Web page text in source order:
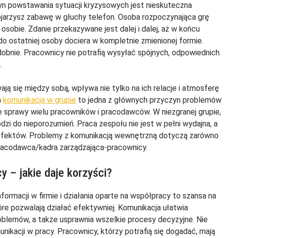
powstawania sytuacji kryzysowych jest nieskuteczna
zabawę w głuchy telefon. Osoba rozpoczynająca grę
Zdanie przekazywane jest dalej i dalej, aż w końcu
ostatniej osoby dociera w kompletnie zmienionej formie.
Pracownicy nie potrafią wysyłać spójnych, odpowiednich
się między sobą, wpływa nie tylko na ich relacje i atmosferę
komunikacja w grupie to jedna z głównych przyczyn problemów
wielu pracowników i pracodawców. W niezgranej grupie,
do nieporozumień. Praca zespołu nie jest w pełni wydajna, a
Problemy z komunikacją wewnętrzną dotyczą zarówno
kadra zarządzająca-pracownicy.
– jakie daje korzyści?
w firmie i działania oparte na współpracy to szansa na
pozwalają działać efektywniej. Komunikacja ułatwia
a także usprawnia wszelkie procesy decyzyjne. Nie
w pracy. Pracownicy, którzy potrafią się dogadać, mają